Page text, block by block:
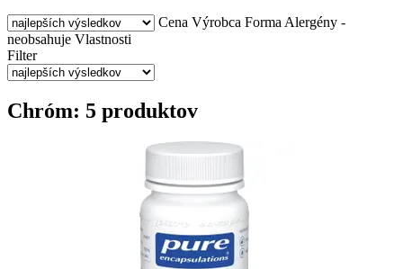
Cena Výrobca Forma Alergény -
neobsahuje Vlastnosti
Filter
Chróm: 5 produktov